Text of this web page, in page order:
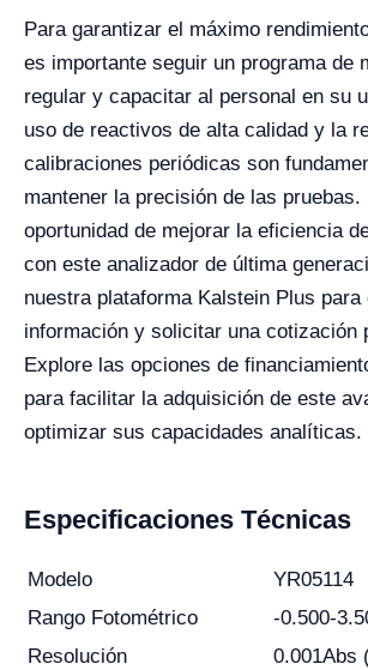
Para garantizar el máximo
es importante seguir un programa de
regular y capacitar al personal en su
uso de reactivos de alta calidad y la
calibraciones periódicas son
mantener la precisión de las pruebas.
oportunidad de mejorar la eficiencia
con este analizador de última
nuestra plataforma Kalstein Plus para
información y solicitar una cotización
Explore las opciones de
para facilitar la adquisición de este
optimizar sus capacidades analíticas.
Especificaciones Técnicas
Modelo
YR05114
Rango Fotométrico
-0.500-
Resolución
0.001Abs